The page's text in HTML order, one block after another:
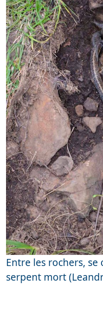
Entre les rochers, se
serpent mort